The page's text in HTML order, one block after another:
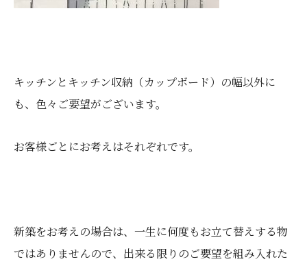
キッチンとキッチン収納（カップボード）の幅以外に
も、色々ご要望がございます。
お客様ごとにお考えはそれぞれです。
新築をお考えの場合は、一生に何度もお立て替えする物
ではありませんので、出来る限りのご要望を組み入れた